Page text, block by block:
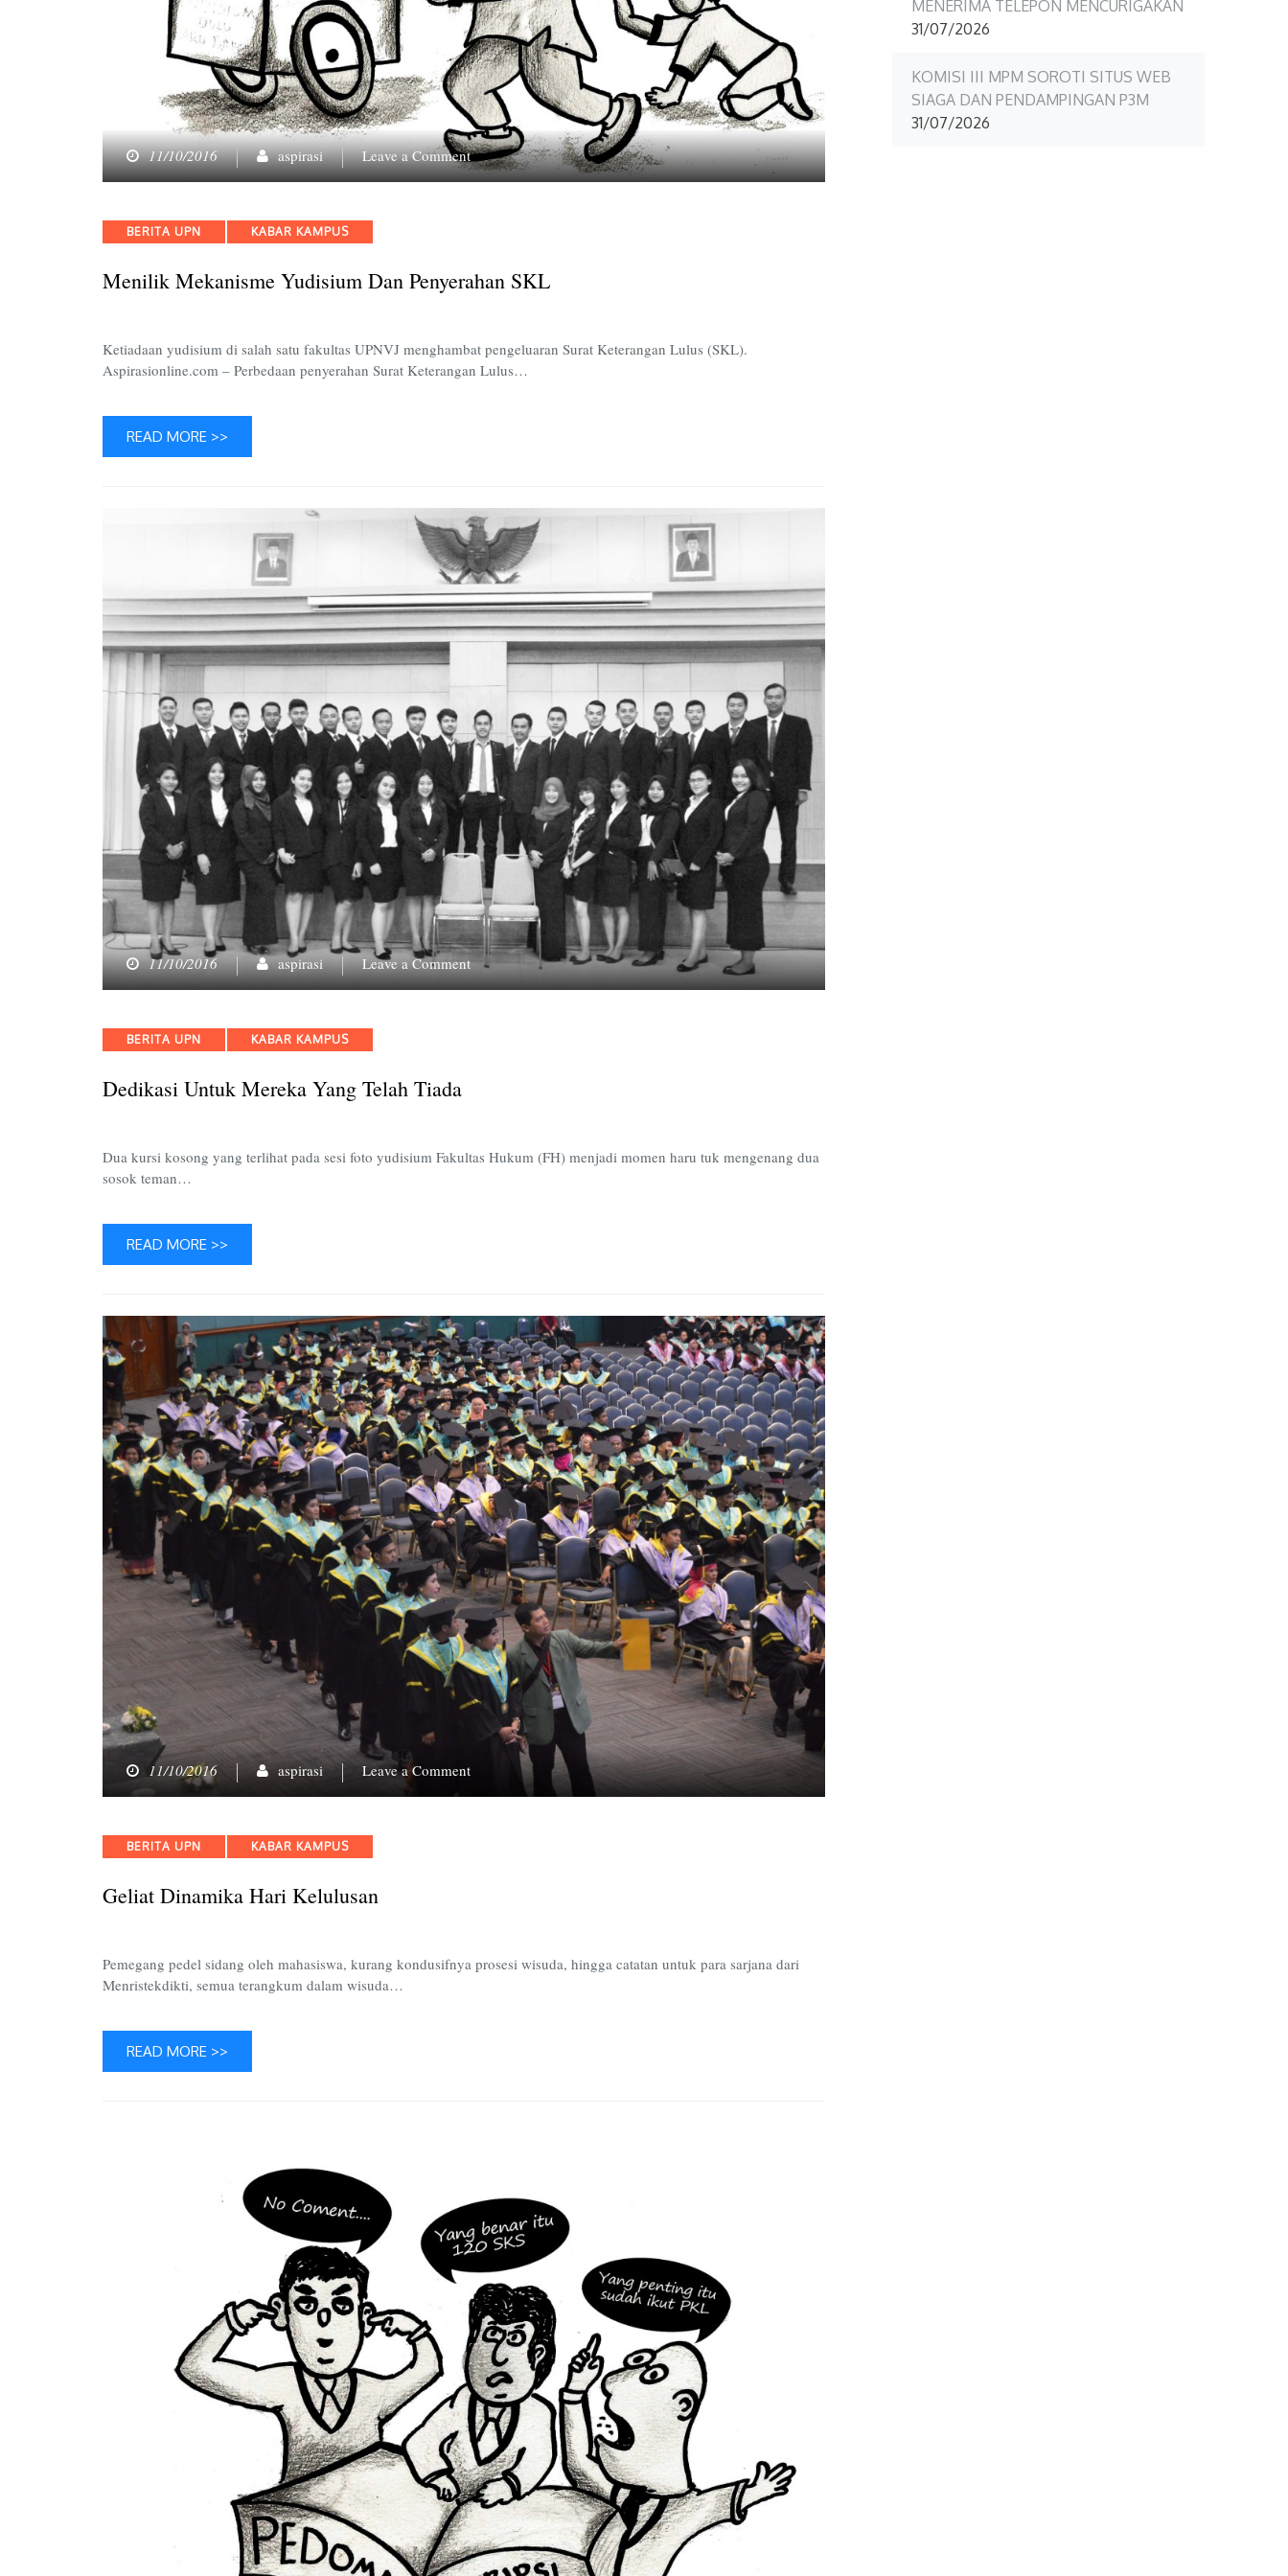
11/10/2016 aspirasi Leave a Commenton
Menilik
SKL
Categories
BERITA UPN KABAR KAMPUS
Menilik Mekanisme Yudisium Dan Penyerahan SKL
Ketiadaan yudisium di salah satu fakultas UPNVJ menghambat pengeluaran Surat Keterangan Lulus (SKL).
Aspirasionline.com – Perbedaan penyerahan Surat Keterangan Lulus…
READ MORE >>
11/10/2016 aspirasi Leave a Commenton
Dedikasi
Categories
BERITA UPN KABAR KAMPUS
Dedikasi Untuk Mereka Yang Telah Tiada
Dua kursi kosong yang terlihat pada sesi foto yudisium Fakultas Hukum (FH) menjadi momen haru tuk mengenang dua
sosok teman…
READ MORE >>
11/10/2016 aspirasi Leave a Commenton
Categories
BERITA UPN KABAR KAMPUS
Geliat Dinamika Hari Kelulusan
Pemegang pedel sidang oleh mahasiswa, kurang kondusifnya prosesi wisuda, hingga catatan untuk para sarjana dari
Menristekdikti, semua terangkum dalam wisuda…
READ MORE >>
MENERIMA TELEPON MENCURIGAKAN
31/07/2026
KOMISI III MPM SOROTI SITUS WEB
SIAGA DAN PENDAMPINGAN P3M
31/07/2026